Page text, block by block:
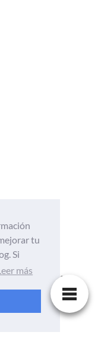
de la
ciencia
tu
Si
más